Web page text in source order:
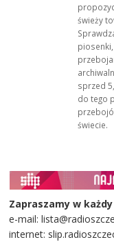
świeży
sprzed
do tego
świecie.
Zapraszamy w
e-mail:
internet: